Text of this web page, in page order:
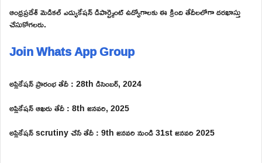
ఆంధ్రప్రదేశ్ మెడికల్ ఎడ్యుకేషన్ డిపార్ట్మెంట్ ఉద్యోగాలకు ఈ క్రింది తేదీలలోగా దరఖాస్తు
చేసుకోగలరు.
Join Whats App Group
అప్లికేషన్ ప్రారంభ తేదీ : 28th డిసెంబర్, 2024
అప్లికేషన్ ఆఖరు తేదీ : 8th జనవరి, 2025
అప్లికేషన్ scrutiny చేసే తేదీ : 9th జనవరి నుండి 31st జనవరి 2025